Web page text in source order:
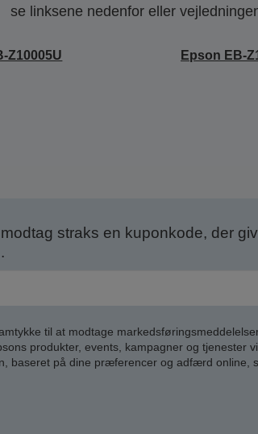
se linksene nedenfor eller
Z10005U Epson EB-
straks en kuponkode, der
til at modtage
produkter, events, kampagner og tjenester
baseret på dine præferencer og adfærd online,